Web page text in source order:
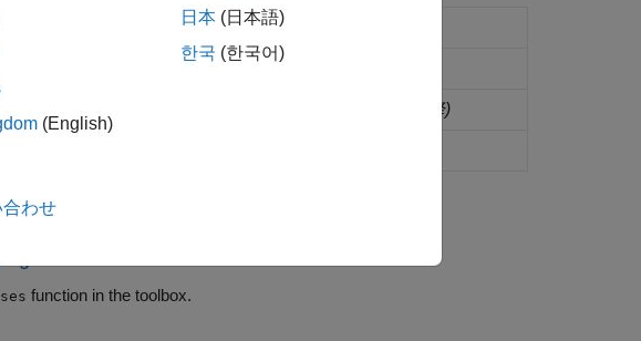
for full-wave analysis (R2026a 以降)
(R2026a 以降)
function in the toolbox.
(English)
日本 (日本語)
한국 (한국어)
わせ